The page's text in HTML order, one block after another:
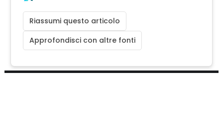
Riassumi questo articolo
Approfondisci con altre fonti